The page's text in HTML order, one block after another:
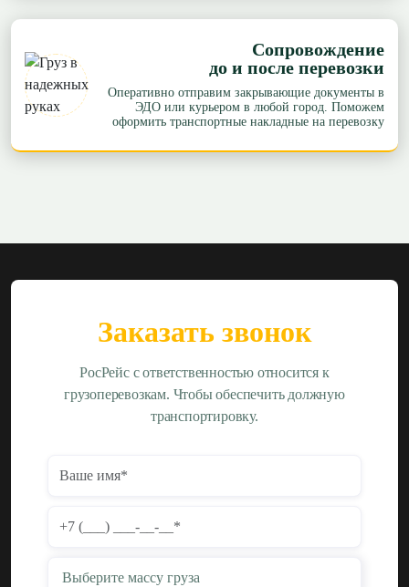
Сопровождение
до и после перевозки
Оперативно отправим закрывающие документы в
ЭДО или курьером в любой город. Поможем
оформить транспортные накладные на перевозку
Заказать звонок
РосРейс с ответственностью относится к
грузоперевозкам. Чтобы обеспечить должную
транспортировку.
Выберите массу груза